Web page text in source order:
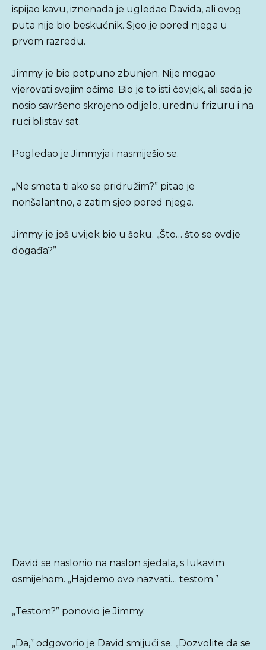
ispijao kavu, iznenada je ugledao Davida, ali ovog
puta nije bio beskućnik. Sjeo je pored njega u
prvom razredu.
Jimmy je bio potpuno zbunjen. Nije mogao
vjerovati svojim očima. Bio je to isti čovjek, ali sada je
nosio savršeno skrojeno odijelo, urednu frizuru i na
ruci blistav sat.
Pogledao je Jimmyja i nasmiješio se.
„Ne smeta ti ako se pridružim?” pitao je
nonšalantno, a zatim sjeo pored njega.
Jimmy je još uvijek bio u šoku. „Što… što se ovdje
događa?”
David se naslonio na naslon sjedala, s lukavim
osmijehom. „Hajdemo ovo nazvati… testom.”
„Testom?” ponovio je Jimmy.
„Da,” odgovorio je David smijući se. „Dozvolite da se